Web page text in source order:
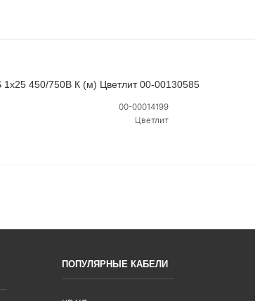
450/750В К (м) Цветлит 00-00130585
00-00014199
Цветлит
ПОПУЛЯРНЫЕ КАБЕЛИ